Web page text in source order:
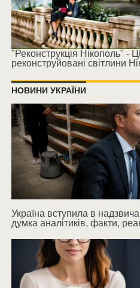
"Реконструкція Нікополь" -
реконструйовані світлини
НОВИНИ УКРАЇНИ
Україна вступила в
думка аналітиків, факти,